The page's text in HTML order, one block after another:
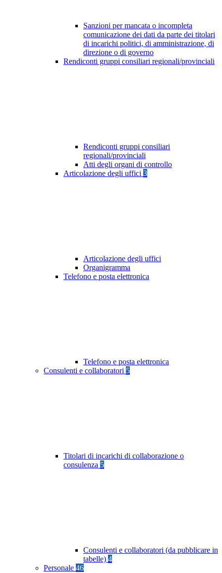
Sanzioni per mancata o incompleta
comunicazione dei dati da parte dei titolari
di incarichi politici, di amministrazione, di
direzione o di governo
Rendiconti gruppi consiliari regionali/provinciali
Rendiconti gruppi consiliari
regionali/provinciali
Atti degli organi di controllo
Articolazione degli uffici 3
Articolazione degli uffici
Organigramma
Telefono e posta elettronica
Telefono e posta elettronica
Consulenti e collaboratori 5
Titolari di incarichi di collaborazione o
consulenza 5
Consulenti e collaboratori (da pubblicare in
tabelle) 4
Personale 46